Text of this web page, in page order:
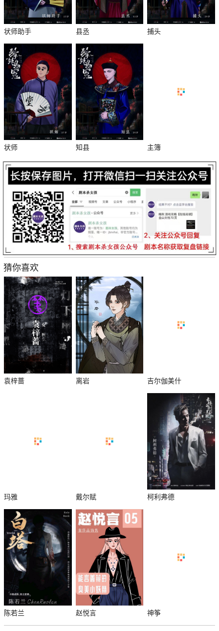
杀
状师助手 县丞 捕头
状师 知县 主簿
猜你喜欢
袁梓蔷 离岩 吉尔伽美什
玛雅 戴尔赋 柯利弗德
陈若兰 赵悦言 神筝